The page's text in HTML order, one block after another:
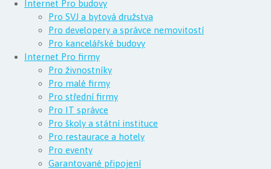
Internet Pro budovy
Pro SVJ a bytová družstva
Pro developery a správce nemovitostí
Pro kancelářské budovy
Internet Pro firmy
Pro živnostníky
Pro malé firmy
Pro střední firmy
Pro IT správce
Pro školy a státní instituce
Pro restaurace a hotely
Pro eventy
Garantované připojení